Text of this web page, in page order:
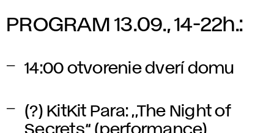
PROGRAM 13.09., 14-22h.:
14:00 otvorenie dverí domu
(?) KitKit Para: ,,The Night of
Secrets“ (performance)